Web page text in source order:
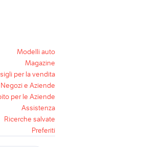
Modelli auto
Magazine
per la vendita
Negozi e Aziende
per le Aziende
Assistenza
Ricerche salvate
Preferiti